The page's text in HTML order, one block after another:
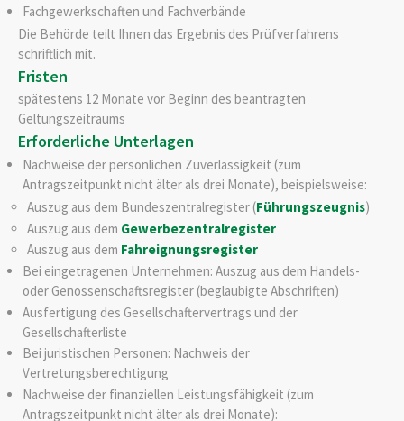
Fachgewerkschaften und Fachverbände
Die Behörde teilt Ihnen das Ergebnis des Prüfverfahrens
schriftlich mit.
Fristen
spätestens 12 Monate vor Beginn des beantragten
Geltungszeitraums
Erforderliche Unterlagen
Nachweise der persönlichen Zuverlässigkeit (zum
Antragszeitpunkt nicht älter als drei Monate), beispielsweise:
Auszug aus dem Bundeszentralregister (Führungszeugnis)
Auszug aus dem Gewerbezentralregister
Auszug aus dem Fahreignungsregister
Bei eingetragenen Unternehmen: Auszug aus dem Handels-
oder Genossenschaftsregister (beglaubigte Abschriften)
Ausfertigung des Gesellschaftervertrags und der
Gesellschafterliste
Bei juristischen Personen: Nachweis der
Vertretungsberechtigung
Nachweise der finanziellen Leistungsfähigkeit (zum
Antragszeitpunkt nicht älter als drei Monate):